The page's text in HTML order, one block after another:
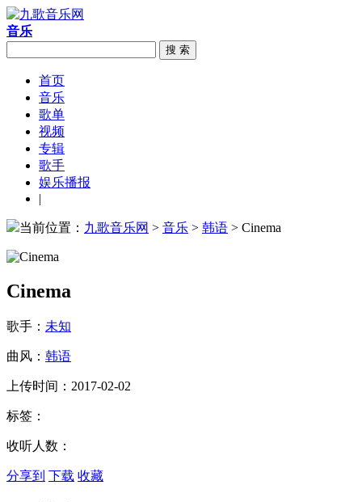
音乐
搜 索
首页
音乐
歌单
视频
专辑
歌手
娱乐播报
|
当前位置： 九歌音乐网 > 音乐 > 韩语 > Cinema
Cinema
歌手： 未知
曲风： 韩语
上传时间：2017-02-02
标签：
收听人数：
分享到 下载 收藏